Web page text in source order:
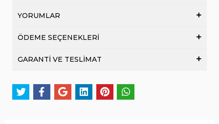
YORUMLAR
ÖDEME SEÇENEKLERİ
GARANTİ VE TESLİMAT